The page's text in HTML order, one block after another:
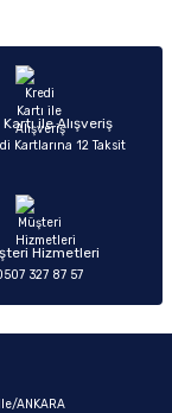
ile Alışveriş
Kartlarına 12 Taksit
Hizmetleri
327 87 57
ANKARA